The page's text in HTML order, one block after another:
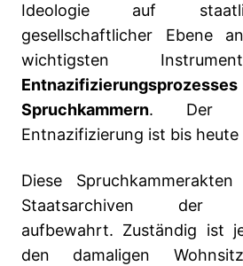
Ideologie auf
gesellschaftlicher Ebene
wichtigsten
Entnazifizierungsprozesses
Spruchkammern. Der
Entnazifizierung ist bis
Diese
Staatsarchiven der
aufbewahrt. Zuständig ist
den damaligen